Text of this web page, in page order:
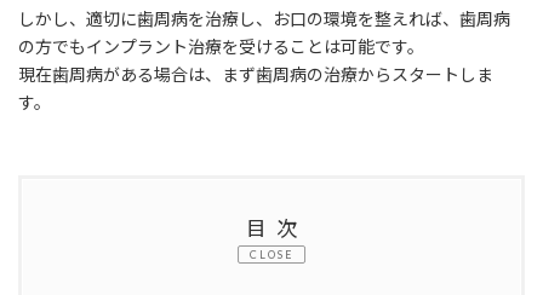
しかし、適切に歯周病を治療し、お口の環境を整えれば、歯周病
の方でもインプラント治療を受けることは可能です。
現在歯周病がある場合は、まず歯周病の治療からスタートしま
す。
目次
CLOSE